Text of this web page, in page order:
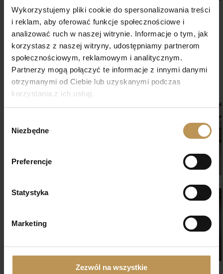
Wykorzystujemy pliki cookie do spersonalizowania treści
i reklam, aby oferować funkcje społecznościowe i
analizować ruch w naszej witrynie. Informacje o tym, jak
korzystasz z naszej witryny, udostępniamy partnerom
społecznościowym, reklamowym i analitycznym.
Partnerzy mogą połączyć te informacje z innymi danymi
otrzymanymi od Ciebie lub uzyskanymi podczas
korzystania z ich usług.
zgody
Niezbędne
Preferencje
Statystyka
Marketing
Zezwól na wszystkie
nadając wysoki połysk podkreślając głębie koloru.
Aplikacja wykonana na materiale:
powłoka ceramiczna lakieru Majcher Team Protect
impregnacja skór + powłoka Anty-Jeans